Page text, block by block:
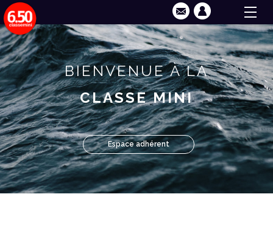
BIENVENUE À LA
CLASSE MINI
Espace adhérent